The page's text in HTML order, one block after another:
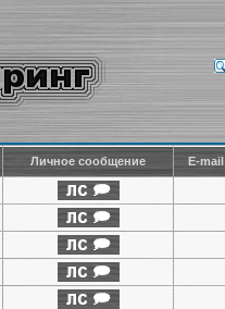
Личное сообщение E-